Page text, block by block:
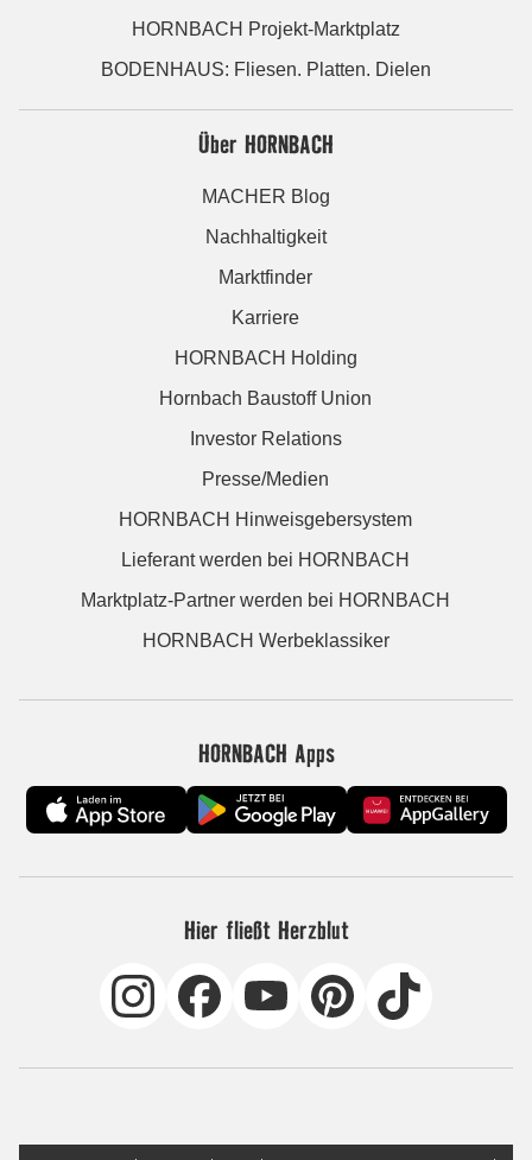
HORNBACH Projekt-Marktplatz
BODENHAUS: Fliesen. Platten. Dielen
Über HORNBACH
MACHER Blog
Nachhaltigkeit
Marktfinder
Karriere
HORNBACH Holding
Hornbach Baustoff Union
Investor Relations
Presse/Medien
HORNBACH Hinweisgebersystem
Lieferant werden bei HORNBACH
Marktplatz-Partner werden bei HORNBACH
HORNBACH Werbeklassiker
HORNBACH Apps
Hier fließt Herzblut